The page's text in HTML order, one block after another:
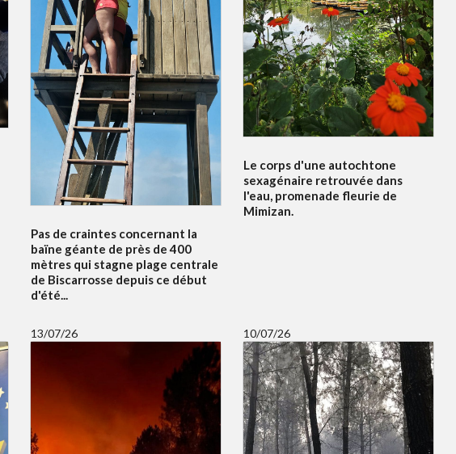
Pas de craintes concernant la
baïne géante de près de 400
mètres qui stagne plage centrale
de Biscarrosse depuis ce début
d'été...
Le corps d'une autochtone
sexagénaire retrouvée dans
l'eau, promenade fleurie de
Mimizan.
13/07/26 10/07/26